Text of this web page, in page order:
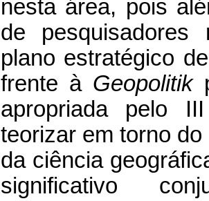
nesta área, pois
de pesquisadores
plano estratégico
frente à Geopolitik
apropriada pelo
teorizar em torno
da ciência
significativo